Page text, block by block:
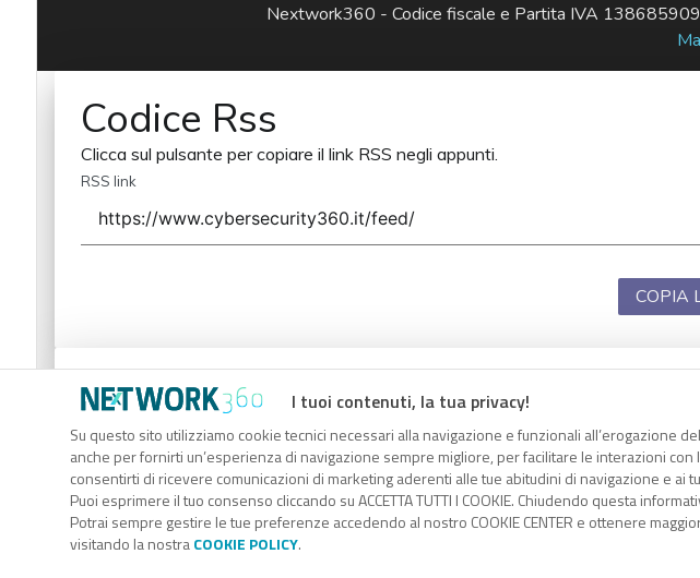
I tuoi contenuti, la tua privacy!
Su questo sito utilizziamo cookie tecnici necessari alla navigazione e funzionali all’erogazione
anche per fornirti un’esperienza di navigazione sempre migliore, per facilitare le interazioni
consentirti di ricevere comunicazioni di marketing aderenti alle tue abitudini di navigazione e ai
Puoi esprimere il tuo consenso cliccando su ACCETTA TUTTI I COOKIE. Chiudendo questa
Potrai sempre gestire le tue preferenze accedendo al nostro COOKIE CENTER e ottenere
visitando la nostraCOOKIE POLICY.
Nextwork360 - Codice fiscale e Partita IVA
Codice Rss
Clicca sul pulsante per copiare il link RSS negli appunti.
RSS link
COPIA
Codice Rss
Clicca sul pulsante per copiare il link RSS negli appunti.
RSS link